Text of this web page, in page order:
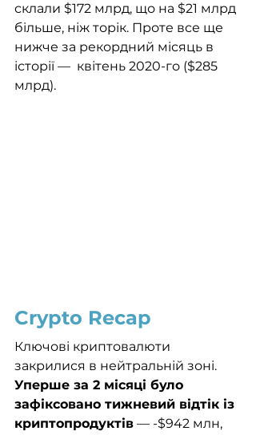
склали $172 млрд, що на $21 млрд
більше, ніж торік. Проте все ще
нижче за рекордний місяць в
історії —  квітень 2020-го ($285
млрд).
Crypto Recap
Ключові криптовалюти
закрилися в нейтральній зоні.
Уперше за 2 місяці було
зафіксовано тижневий відтік із
криптопродуктів — -$942 млн,